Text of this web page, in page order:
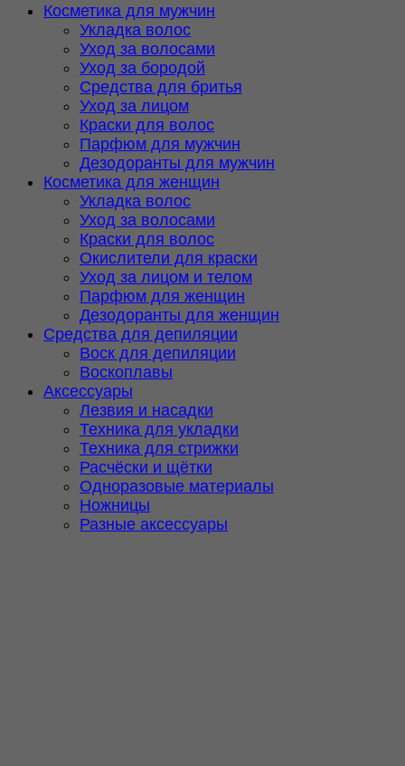
Косметика для мужчин
Укладка волос
Уход за волосами
Уход за бородой
Средства для бритья
Уход за лицом
Краски для волос
Парфюм для мужчин
Дезодоранты для мужчин
Косметика для женщин
Укладка волос
Уход за волосами
Краски для волос
Окислители для краски
Уход за лицом и телом
Парфюм для женщин
Дезодоранты для женщин
Средства для депиляции
Воск для депиляции
Воскоплавы
Аксессуары
Лезвия и насадки
Техника для укладки
Техника для стрижки
Расчёски и щётки
Одноразовые материалы
Ножницы
Разные аксессуары